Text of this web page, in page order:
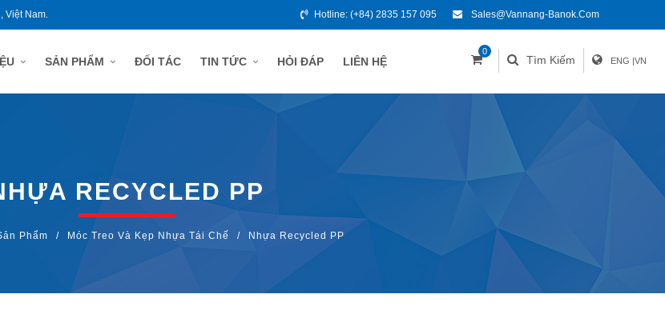
Việt Nam. Hotline: (+84) 2835 157 095 Sales@vannang-Banok.com
SẢN PHẨM ĐỐI TÁC TIN TỨC HỎI ĐÁP LIÊN HỆ
0
Tìm Kiếm ENG |VN
RECYCLED PP
Phẩm / Móc Treo Và Kẹp Nhựa Tái Chế / Nhựa Recycled PP